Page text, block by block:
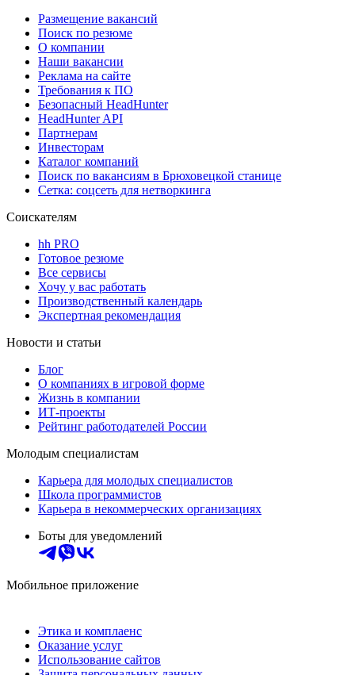
Размещение вакансий
Поиск по резюме
О компании
Наши вакансии
Реклама на сайте
Требования к ПО
Безопасный HeadHunter
HeadHunter API
Партнерам
Инвесторам
Каталог компаний
Поиск по вакансиям в Брюховецкой станице
Сетка: соцсеть для нетворкинга
Соискателям
hh PRO
Готовое резюме
Все сервисы
Хочу у вас работать
Производственный календарь
Экспертная рекомендация
Новости и статьи
Блог
О компаниях в игровой форме
Жизнь в компании
ИТ-проекты
Рейтинг работодателей России
Молодым специалистам
Карьера для молодых специалистов
Школа программистов
Карьера в некоммерческих организациях
Боты для уведомлений
Мобильное приложение
Этика и комплаенс
Оказание услуг
Использование сайтов